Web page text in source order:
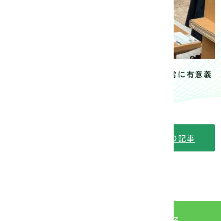
学び」を体現する貴重な機会であり、非常に有意義
次の記事